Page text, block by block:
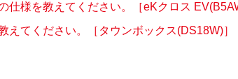
仕様を教えてください。［eKクロス
えてください。［タウンボックス(DS18W)］